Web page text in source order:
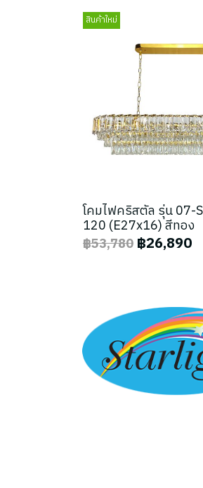
สินค้าใหม่
โคมไฟคริสตัล รุ่น 07-
120 (E27x16) สีทอง
฿53,780 ฿26,890